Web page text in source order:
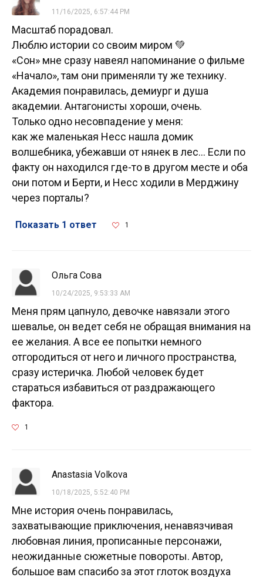
11/16/2025, 6:57:44 PM
Масштаб порадовал.
Люблю истории со своим миром 💚
«Сон» мне сразу навеял напоминание о фильме
«Начало», там они применяли ту же технику.
Академия понравилась, демиург и душа
академии. Антагонисты хороши, очень.
Только одно несовпадение у меня:
как же маленькая Несс нашла домик
волшебника, убежавши от нянек в лес... Если по
факту он находился где-то в другом месте и оба
они потом и Берти, и Несс ходили в Мерджину
через порталы?
Показать 1 ответ 1
Ольга Сова
10/24/2025, 9:53:33 AM
Меня прям цапнуло, девочке навязали этого
шевалье, он ведет себя не обращая внимания на
ее желания. А все ее попытки немного
отгородиться от него и личного пространства,
сразу истеричка. Любой человек будет
стараться избавиться от раздражающего
фактора.
1
Anastasia Volkova
10/18/2025, 5:52:40 PM
Мне история очень понравилась,
захватывающие приключения, ненавязчивая
любовная линия, прописанные персонажи,
неожиданные сюжетные повороты. Автор,
большое вам спасибо за этот глоток воздуха